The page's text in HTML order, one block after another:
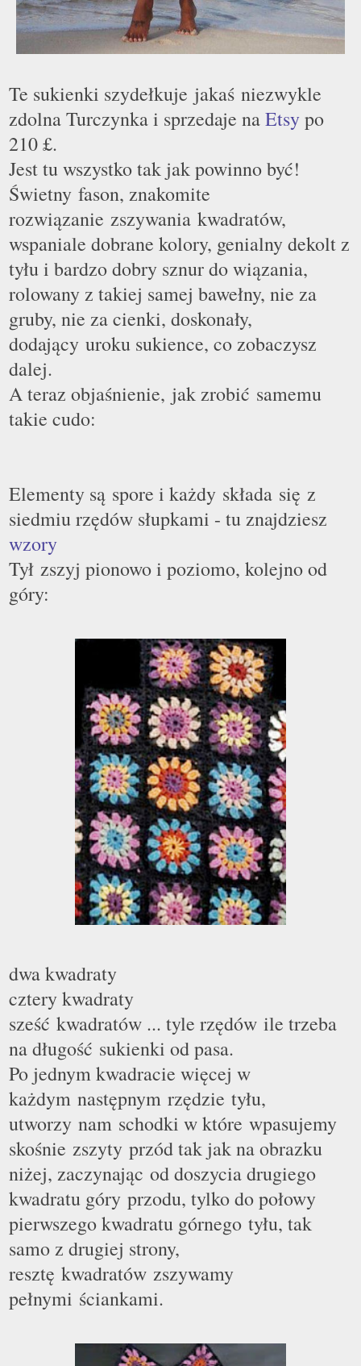
Te sukienki szydełkuje jakaś niezwykle
zdolna Turczynka i sprzedaje naEtsypo
210 £.
Jest tu wszystko tak jak powinno być!
Świetny fason, znakomite
rozwiązanie zszywania kwadratów,
wspaniale dobrane kolory, genialny dekolt z
tyłu i bardzo dobry sznur do wiązania,
rolowany z takiej samej bawełny, nie za
gruby, nie za cienki, doskonały,
dodający uroku sukience, co zobaczysz
dalej.
A teraz objaśnienie, jak zrobić samemu
takie cudo:
Elementy są spore i każdy składa się z
siedmiu rzędów słupkami - tu znajdziesz
wzory
Tył zszyj pionowo i poziomo, kolejno od
góry:
dwa kwadraty
cztery kwadraty
sześć kwadratów ... tyle rzędów ile trzeba
na długość sukienki od pasa.
Po jednym kwadracie więcej w
każdym następnym rzędzie tyłu,
utworzy nam schodki w które wpasujemy
skośnie zszyty przód tak jak na obrazku
niżej, zaczynając od doszycia drugiego
kwadratu góry przodu, tylko do połowy
pierwszego kwadratu górnego tyłu, tak
samo z drugiej strony,
resztę kwadratów zszywamy
pełnymi ściankami.